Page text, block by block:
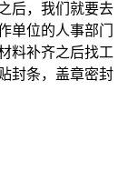
后，我们就要去
单位的人事部门
料补齐之后找工
封条，盖章密封